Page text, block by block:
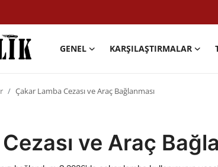
GENEL KARŞILAŞTIRMALAR
Çakar Lamba Cezası ve Araç Bağlanması
ve Araç